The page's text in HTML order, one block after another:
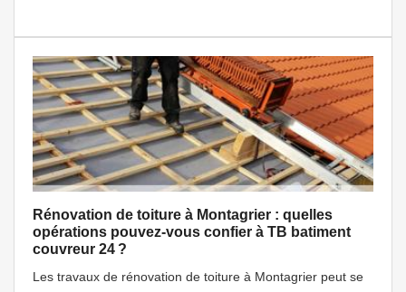
Rénovation de toiture à Montagrier : quelles
opérations pouvez-vous confier à TB batiment
couvreur 24 ?
Les travaux de rénovation de toiture à Montagrier peut se